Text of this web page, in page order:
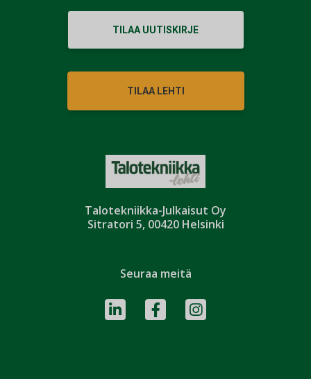
Talotekniikka-Julkaisut Oy
Sitratori 5, 00420 Helsinki
TILAA UUTISKIRJE
TILAA LEHTI
Seuraa meitä